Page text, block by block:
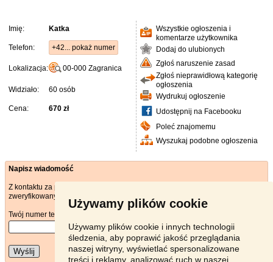
Używamy plików cookie
Używamy plików cookie i innych technologii
śledzenia, aby poprawić jakość przeglądania
naszej witryny, wyświetlać spersonalizowane
treści i reklamy, analizować ruch w naszej
Imię: Katka
Telefon: +42... pokaż numer
Lokalizacja: 00-000 Zagranica
Widziało: 60 osób
Cena: 670 zł
Wszystkie ogłoszenia i
komentarze użytkownika
Dodaj do ulubionych
Zgłoś naruszenie zasad
Zgłoś nieprawidłową kategorię
ogłoszenia
Wydrukuj ogłoszenie
Udostępnij na Facebooku
Poleć znajomemu
Wyszukaj podobne ogłoszenia
Napisz wiadomość
Z kontaktu za pośrednictwem poczty elektronicznej może korzystać tylko
zweryfikowany użytkownik.
Twój numer telefonu
Wyślij